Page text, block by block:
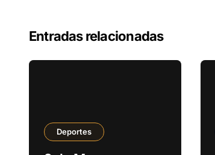
Entradas relacionadas
Deportes